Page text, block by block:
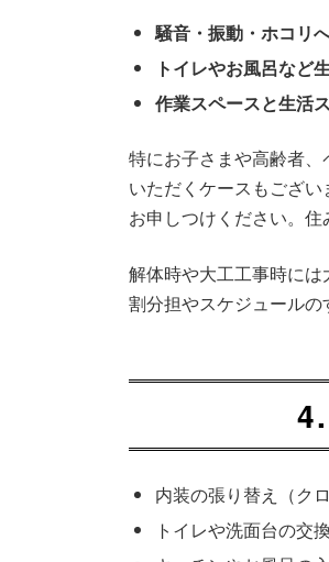
騒音・振動・ホコリ
トイレやお風呂など
作業スペースと生活
特にお子さまや高齢者
いただくケースもござ
お申しつけください。住
解体時や大工工事時に
割分担やスケジュールの
内装の張り替え（ク
トイレや洗面台の交